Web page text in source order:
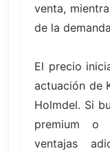
venta,
de la
El precio
actuación de
Holmdel. Si
premium o
ventajas